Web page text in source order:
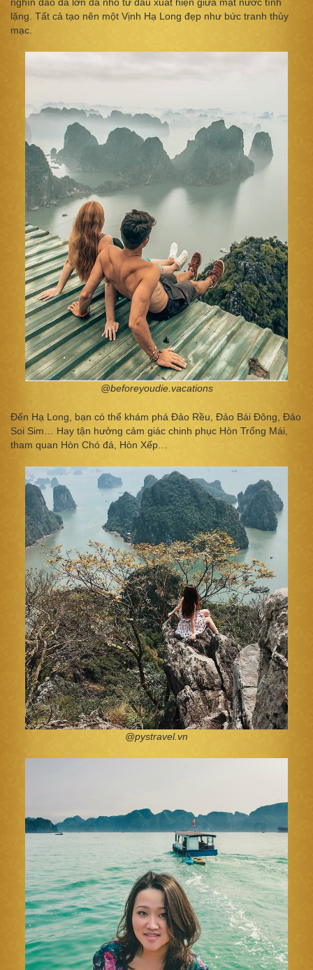
nghìn đảo đá lớn đá nhỏ từ đâu xuất hiện giữa mặt nước tĩnh
lặng. Tất cả tạo nên một Vịnh Hạ Long đẹp như bức tranh thủy
mạc.
@beforeyoudie.vacations
Đến Hạ Long, bạn có thể khám phá Đảo Rều, Đảo Bái Đông, Đảo
Soi Sim… Hay tận hưởng cảm giác chinh phục Hòn Trống Mái,
tham quan Hòn Chó đá, Hòn Xếp…
@pystravel.vn